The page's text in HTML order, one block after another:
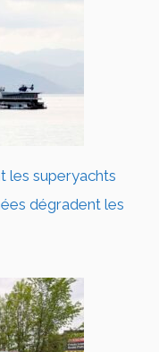
les superyachts
dégradent les